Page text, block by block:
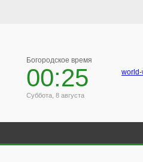
Богородское время
00:25
Суббота, 8 августа